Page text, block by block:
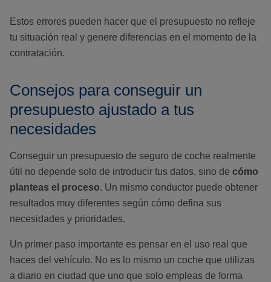
Estos errores pueden hacer que el presupuesto no refleje
tu situación real y genere diferencias en el momento de la
contratación.
Consejos para conseguir un
presupuesto ajustado a tus
necesidades
Conseguir un presupuesto de seguro de coche realmente
útil no depende solo de introducir tus datos, sino de cómo
planteas el proceso. Un mismo conductor puede obtener
resultados muy diferentes según cómo defina sus
necesidades y prioridades.
Un primer paso importante es pensar en el uso real que
haces del vehículo. No es lo mismo un coche que utilizas
a diario en ciudad que uno que solo empleas de forma